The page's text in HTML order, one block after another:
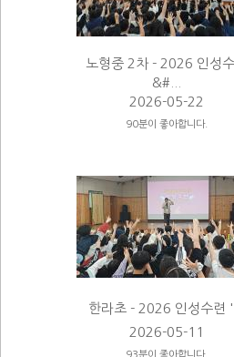
노형중 2차 - 2026 인성
&#...
2026-05-22
90분이 좋아합니다.
한라초 - 2026 인성수련
2026-05-11
93분이 좋아합니다.